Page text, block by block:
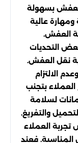
بسهولة
عالية
العفش.
التحديات
نقل العفش.
الالتزام
بتجنب
لسلامة
والتفريغ.
العملاء
المناسبة. فعند